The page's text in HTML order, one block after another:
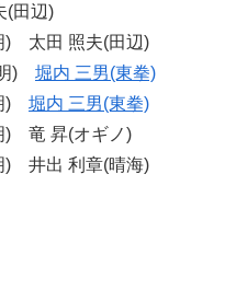
田辺)
) 太田 照夫(田辺)
) 堀内 三男(東拳)
) 堀内 三男(東拳)
) 竜 昇(オギノ)
) 井出 利章(晴海)